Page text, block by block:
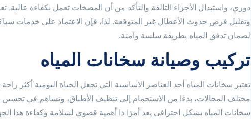
دوري، واستبدال الأجزاء التالفة والتأكد من أن المضخات تعمل بكفاءة عالية.
وتقليل فرص حدوث الأعطال غير المتوقعة. لذا، فإن الاعتماد على خدمات
لضمان تدفق المياه بطريقة سلسة وآمنة.
تركيب وصيانة سخانات المياه
تعتبر سخانات المياه أحد العناصر الأساسية التي تجعل الحياة اليومية أكثر
مختلف المجالات، بدءًا من الاستحمام إلى تنظيف الأطباق، وتساهم في
سخانات المياه بشكل احترافي يعد أمرًا ذا أهمية قصوى لسلامة وكفاءة هذا